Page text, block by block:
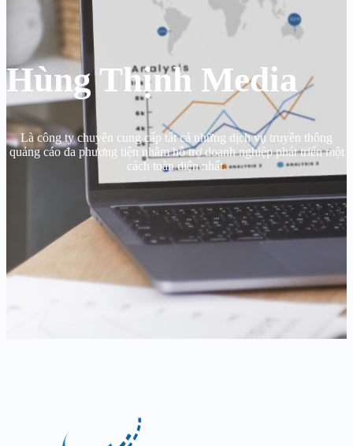
Hùng Thịnh Media
Là công ty chuyên cung cấp tất cả những dịch vụ truyền thông
quảng cáo đa phương tiện nhằm hỗ trợ doanh nghiệp phát triển một
cách toàn diện nhất.